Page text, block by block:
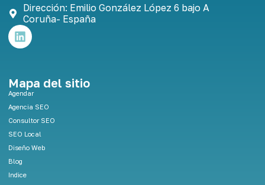
Dirección: Emilio González López 6 bajo A
Coruña- España
L
i
e
d
n
Mapa del sitio
Agendar
Agencia SEO
Consultor SEO
SEO Local
Diseño Web
Blog
Indice